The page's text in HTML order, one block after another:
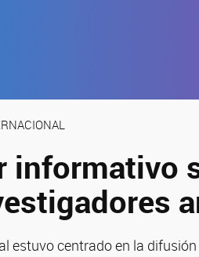
informativo
estuvo centrado en la